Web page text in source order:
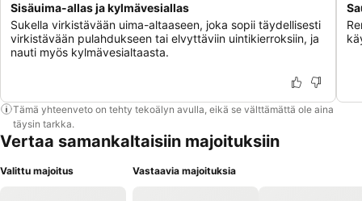
Sisäuima-allas ja kylmävesiallas
Sukella virkistävään uima-altaaseen, joka sopii täydellisesti
virkistävään pulahdukseen tai elvyttäviin uintikierroksiin, ja
nauti myös kylmävesialtaasta.
Tämä yhteenveto on tehty tekoälyn avulla, eikä se välttämättä ole aina
täysin tarkka.
Vertaa samankaltaisiin majoituksiin
Valittu majoitus Vastaavia majoituksia